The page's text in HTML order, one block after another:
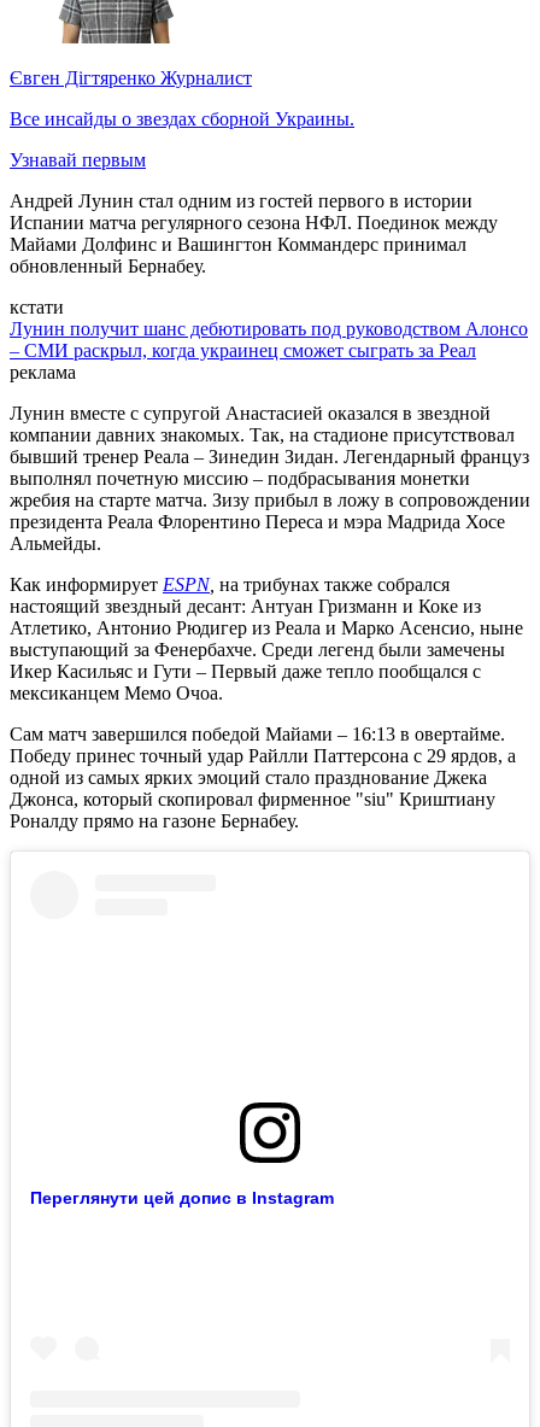
Євген Дігтяренко Журналист
Все инсайды о звездах сборной Украины.
Узнавай первым
Андрей Лунин стал одним из гостей первого в истории
Испании матча регулярного сезона НФЛ. Поединок между
Майами Долфинс и Вашингтон Коммандерс принимал
обновленный Бернабеу.
кстати
Лунин получит шанс дебютировать под руководством Алонсо
– СМИ раскрыл, когда украинец сможет сыграть за Реал
реклама
Лунин вместе с супругой Анастасией оказался в звездной
компании давних знакомых. Так, на стадионе присутствовал
бывший тренер Реала – Зинедин Зидан. Легендарный француз
выполнял почетную миссию – подбрасывания монетки
жребия на старте матча. Зизу прибыл в ложу в сопровождении
президента Реала Флорентино Переса и мэра Мадрида Хосе
Альмейды.
Как информирует ESPN, на трибунах также собрался
настоящий звездный десант: Антуан Гризманн и Коке из
Атлетико, Антонио Рюдигер из Реала и Марко Асенсио, ныне
выступающий за Фенербахче. Среди легенд были замечены
Икер Касильяс и Гути – Первый даже тепло пообщался с
мексиканцем Мемо Очоа.
Сам матч завершился победой Майами – 16:13 в овертайме.
Победу принес точный удар Райлли Паттерсона с 29 ярдов, а
одной из самых ярких эмоций стало празднование Джека
Джонса, который скопировал фирменное "siu" Криштиану
Роналду прямо на газоне Бернабеу.
Переглянути цей допис в Instagram